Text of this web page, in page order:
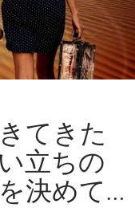
てきた
立ちの
決めて…